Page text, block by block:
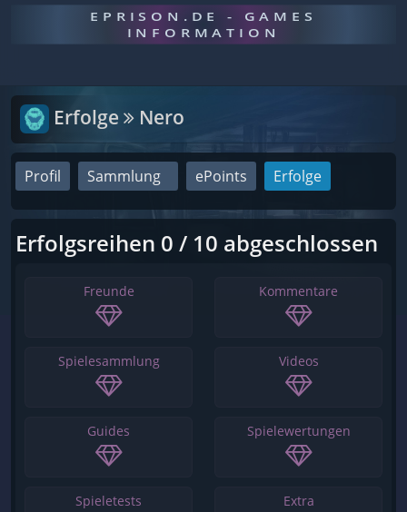
EPRISON.DE - GAMES
INFORMATION
Erfolge Nero
Profil Sammlung ePoints Erfolge
Erfolgsreihen 0 / 10 abgeschlossen
Freunde Kommentare
Spielesammlung Videos
Guides Spielewertungen
Spieletests Extra